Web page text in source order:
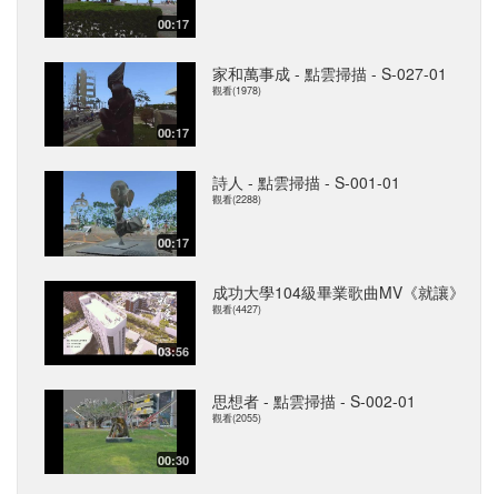
00:17
00:17
家和萬事成 - 點雲掃描 - S-027-01
觀看(1978)
00:17
詩人 - 點雲掃描 - S-001-01
觀看(2288)
03:56
成功大學104級畢業歌曲MV《就讓》
觀看(4427)
00:30
思想者 - 點雲掃描 - S-002-01
觀看(2055)